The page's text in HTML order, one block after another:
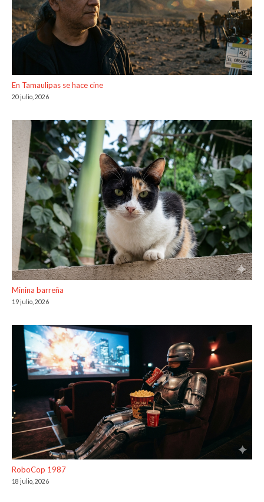
En Tamaulipas se hace cine
20 julio, 2026
Minina barreña
19 julio, 2026
RoboCop 1987
18 julio, 2026